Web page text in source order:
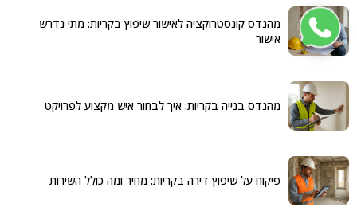
מהנדס קונסטרוקציה לאישור שיפוץ בקריות: מתי נדרש
אישור
מהנדס בנייה בקריות: איך לבחור איש מקצוע לפרויקט
פיקוח על שיפוץ דירה בקריות: מחיר ומה כולל השירות